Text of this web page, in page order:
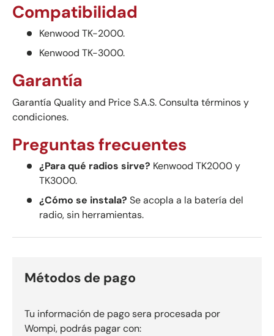
Compatibilidad
Kenwood TK-2000.
Kenwood TK-3000.
Garantía
Garantía Quality and Price S.A.S. Consulta términos y
condiciones.
Preguntas frecuentes
¿Para qué radios sirve? Kenwood TK2000 y
TK3000.
¿Cómo se instala? Se acopla a la batería del
radio, sin herramientas.
Métodos de pago
Tu información de pago sera procesada por
Wompi, podrás pagar con: